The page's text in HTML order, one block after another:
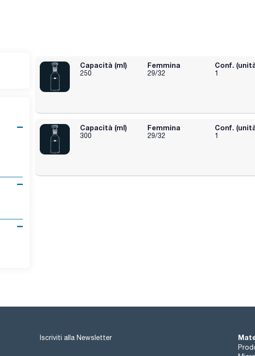
Capacità (ml)
250
Femmina
29/32
Conf.
1
Capacità (ml)
300
Femmina
29/32
Conf.
1
Iscriviti alla Newsletter